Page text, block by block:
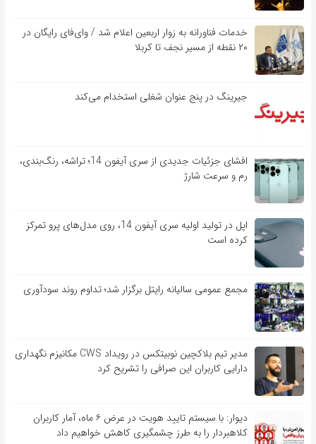
خدمات فناورانه به زوار اربعین اعلام شد / وای‌فای رایگان در
۲۰ نقطه از مسیر نجف تا کربلا
جیرینگ در پنج عنوان شغلی استخدام می‌کند
افشای جزئیات جدیدی از سری آیفون 14؛ تراشه، رنگ‌بندی،
رم و سرعت شارژ
اپل در تولید اولیه سری آیفون 14، روی مدل‌های پرو تمرکز
کرده است
مجمع عمومی سالیانه رایتل برگزار شد؛ تداوم روند سودآوری
مدیر تیم بلاکچین نوبیتکس در رویداد CWS مکانیزم نگهداری
دارایی کاربران این صرافی را تشریح کرد
دیوار: با سیستم تایید هویت در عرض ۶ ماه، آمار کاربران
کلاهبردار را به طرز چشمگیری کاهش خواهیم داد